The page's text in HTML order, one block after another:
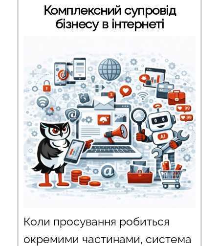
Комплексний супровід
бізнесу в інтернеті
Коли просування робиться
окремими частинами, система